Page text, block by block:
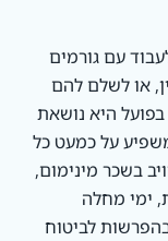
עם גורמים
או לשלם להם
היא נושאת
על כמעט כל
בשכר מינימום,
ימי מחלה
לביטוח